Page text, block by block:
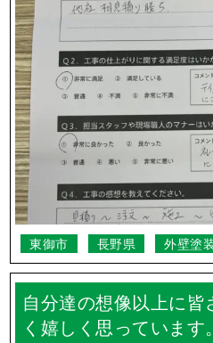
東御市 長野県 外壁塗
自分達の想像以上に皆
く嬉しく思っています。